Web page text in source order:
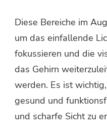
Diese Bereiche im
um das einfallende
fokussieren und die
das Gehirn
werden. Es ist
gesund und
und scharfe Sicht zu